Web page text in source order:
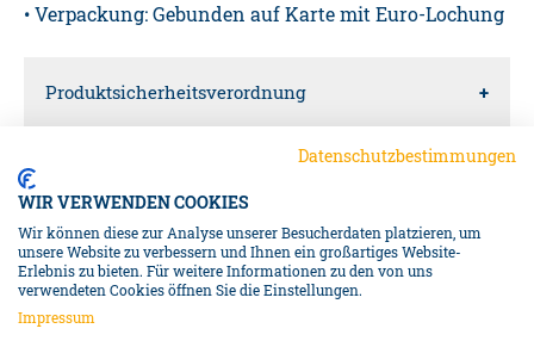
• Verpackung: Gebunden auf Karte mit Euro-Lochung
Produktsicherheitsverordnung
Verantwortliche Person für die EU
Diedrich Filmer GmbH
Jeringhaver Gast 5
26316
NAVIGATION
Datenschutzbestimmungen
WIR VERWENDEN COOKIES
Wir können diese zur Analyse unserer Besucherdaten platzieren, um
unsere Website zu verbessern und Ihnen ein großartiges Website-
Erlebnis zu bieten. Für weitere Informationen zu den von uns
verwendeten Cookies öffnen Sie die Einstellungen.
Impressum